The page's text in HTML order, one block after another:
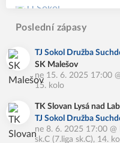
Poslední zápasy
TJ Sokol Družba
SK Malešov
ne 15. 6. 2025 17:00
15. kolo
TK Slovan Lysá nad
TJ Sokol Družba
ne 8. 6. 2025 17:00 @
sk.C (7.liga sk.C), 14.